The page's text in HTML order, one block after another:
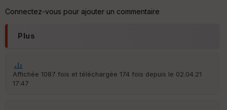
S
Connectez-vous pour ajouter un commentaire
Plus
Affichée 1087 fois et téléchargée 174 fois depuis le 02.04.21
17:47